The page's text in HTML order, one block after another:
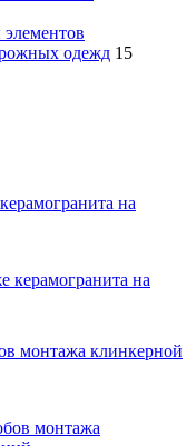
одежд 15
керамогранита на
монтажа